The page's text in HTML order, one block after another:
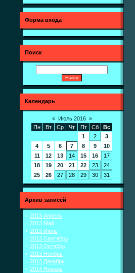
Форма входа
Поиск
Календарь
« Июль 2016 »
Пн
Вт Ср Чт Пт Сб
Вс
1
2
3
4
5 6 7 8 9
10
11
12 13 14 15 16
17
18
19 20 21 22 23
24
25
26 27 28 29 30 31
Архив записей
2013 Апрель
2013 Май
2013 Июль
2013 Сентябрь
2013 Октябрь
2013 Ноябрь
2013 Декабрь
2014 Январь